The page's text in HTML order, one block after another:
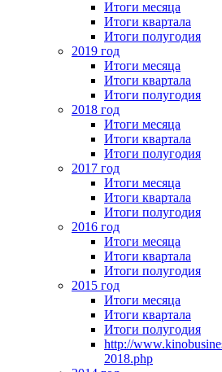
Итоги месяца
Итоги квартала
Итоги полугодия
2019 год
Итоги месяца
Итоги квартала
Итоги полугодия
2018 год
Итоги месяца
Итоги квартала
Итоги полугодия
2017 год
Итоги месяца
Итоги квартала
Итоги полугодия
2016 год
Итоги месяца
Итоги квартала
Итоги полугодия
2015 год
Итоги месяца
Итоги квартала
Итоги полугодия
http://
2018.php